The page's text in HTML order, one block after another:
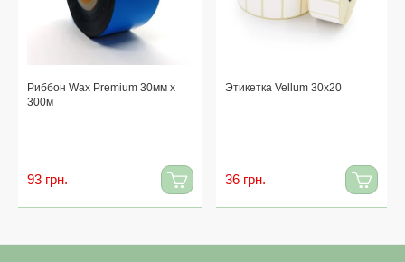
Риббон Wax Premium 30мм x
300м
93 грн.
Этикетка Vellum 30x20
36 грн.